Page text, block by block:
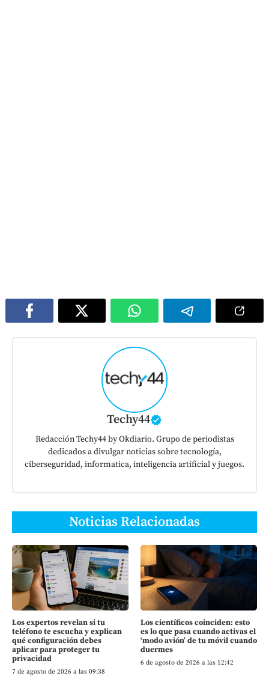
Techy44
Redacción Techy44 by Okdiario. Grupo de periodistas
dedicados a divulgar noticias sobre tecnología,
ciberseguridad, informatica, inteligencia artificial y juegos.
Noticias Relacionadas
Los expertos revelan si tu
teléfono te escucha y explican
qué configuración debes
aplicar para proteger tu
privacidad
7 de agosto de 2026 a las 09:38
Los científicos coinciden: esto
es lo que pasa cuando activas el
‘modo avión’ de tu móvil cuando
duermes
6 de agosto de 2026 a las 12:42